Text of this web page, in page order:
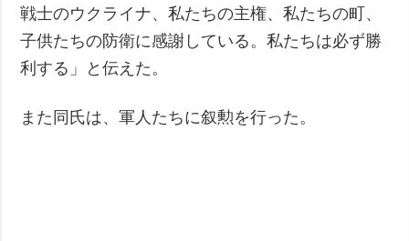
戦士のウクライナ、私たちの主権、私たちの町、
子供たちの防衛に感謝している。私たちは必ず勝
利する」と伝えた。
また同氏は、軍人たちに叙勲を行った。